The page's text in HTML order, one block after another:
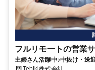
フルリモートの営業
主婦さん活躍中♪中抜け・送